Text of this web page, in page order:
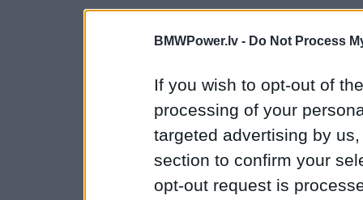
BMWPower.lv - Do Not Process
If you wish to opt-out of
processing of your
targeted advertising by
section to confirm your
opt-out request is